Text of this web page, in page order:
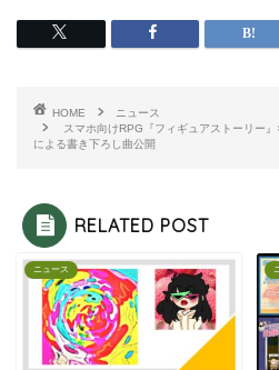
HOME
ニュース
スマホ向けRPG『フィギュアストーリー
による書き下ろし曲公開
RELATED POST
ニュース